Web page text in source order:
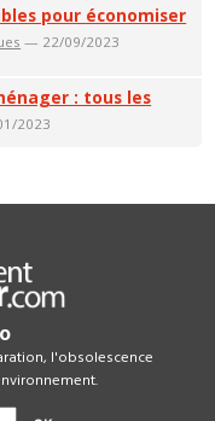
pour économiser
— 22/09/2023
: tous les
2023
l'obsolescence